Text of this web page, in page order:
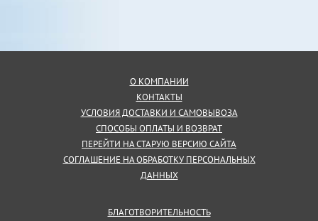
О КОМПАНИИ
КОНТАКТЫ
УСЛОВИЯ ДОСТАВКИ И САМОВЫВОЗА
СПОСОБЫ ОПЛАТЫ И ВОЗВРАТ
ПЕРЕЙТИ НА СТАРУЮ ВЕРСИЮ САЙТА
СОГЛАШЕНИЕ НА ОБРАБОТКУ ПЕРСОНАЛЬНЫХ
ДАННЫХ
БЛАГОТВОРИТЕЛЬНОСТЬ